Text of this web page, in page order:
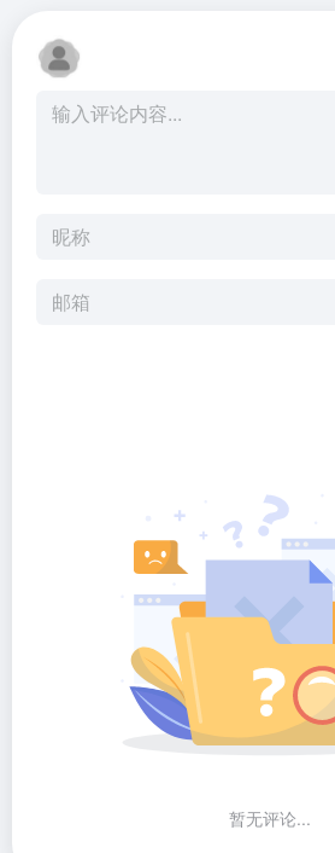
暂无评论...